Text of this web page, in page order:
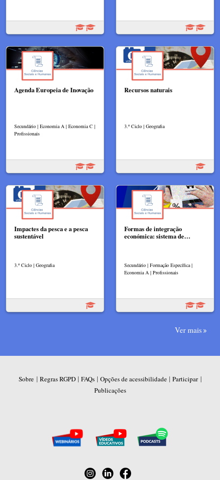
Agenda Europeia de Inovação
Secundário | Economia A | Economia C |
Profissionais
Recursos naturais
3.º Ciclo | Geografia
Impactes da pesca e a pesca
sustentável
3.º Ciclo | Geografia
Formas de integração
económica: sistema de…
Secundário | Formação Específica |
Economia A | Profissionais
Ver mais
Sobre | Regras RGPD| FAQs| Opções de acessibilidade| Participar|
Publicações